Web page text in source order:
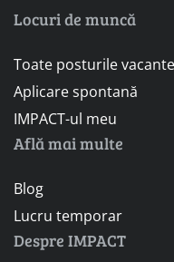
Locuri de muncă
Toate posturile vacante
Aplicare spontană
IMPACT-ul meu
Află mai multe
Blog
Lucru temporar
Despre IMPACT